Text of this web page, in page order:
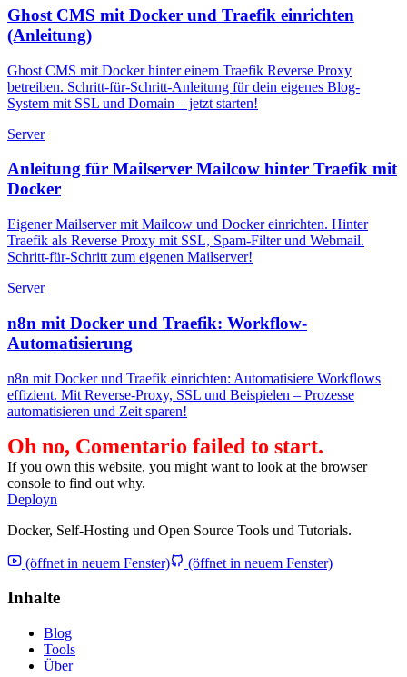
Ghost CMS mit Docker und Traefik einrichten
(Anleitung)
Ghost CMS mit Docker hinter einem Traefik Reverse Proxy
betreiben. Schritt-für-Schritt-Anleitung für dein eigenes Blog-
System mit SSL und Domain – jetzt starten!
Server
Anleitung für Mailserver Mailcow hinter Traefik mit
Docker
Eigener Mailserver mit Mailcow und Docker einrichten. Hinter
Traefik als Reverse Proxy mit SSL, Spam-Filter und Webmail.
Schritt-für-Schritt zum eigenen Mailserver!
Server
n8n mit Docker und Traefik: Workflow-
Automatisierung
n8n mit Docker und Traefik einrichten: Automatisiere Workflows
effizient. Mit Reverse-Proxy, SSL und Beispielen – Prozesse
automatisieren und Zeit sparen!
Oh no, Comentario failed to start.
If you own this website, you might want to look at the browser
console to find out why.
Deployn
Docker, Self-Hosting und Open Source Tools und Tutorials.
(öffnet in neuem Fenster) (öffnet in neuem Fenster)
Inhalte
Blog
Tools
Über